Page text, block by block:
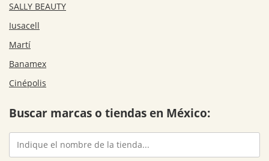
SALLY BEAUTY
Iusacell
Martí
Banamex
Cinépolis
Buscar marcas o tiendas en México: